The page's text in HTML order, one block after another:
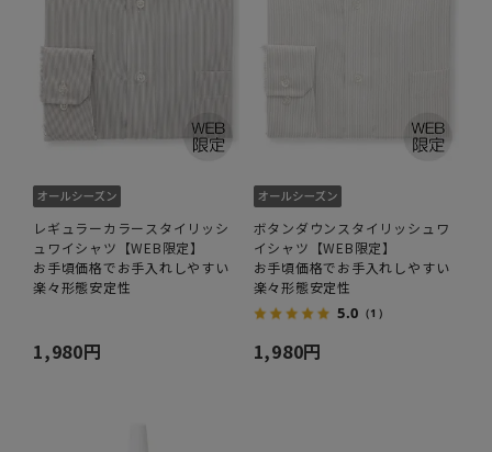
レギュラーカラースタイリッシ
ュワイシャツ【WEB限定】
お手頃価格でお手入れしやすい
楽々形態安定性
1,980円
ボタンダウンスタイリッシュワ
イシャツ【WEB限定】
お手頃価格でお手入れしやすい
楽々形態安定性
5.0 （1）
1,980円